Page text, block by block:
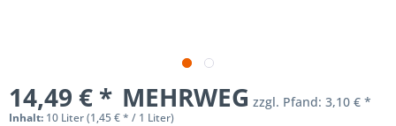
14,49 € * MEHRWEG zzgl. Pfand: 3,10 € *
Inhalt: 10 Liter (1,45 € * / 1 Liter)